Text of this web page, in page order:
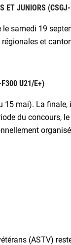
ET JUNIORS
samedi 19
et
F300 U21/E+)
mai). La
du concours,
(ASTV)